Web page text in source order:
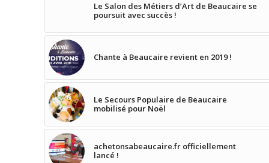
Le Salon des Métiers d’Art de Beaucaire se
poursuit avec succès !
Chante à Beaucaire revient en 2019 !
Le Secours Populaire de Beaucaire
mobilisé pour Noël
achetonsabeaucaire.fr officiellement
lancé !